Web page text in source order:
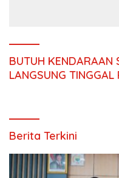
BUTUH KENDARAAN
LANGSUNG
Berita Terkini